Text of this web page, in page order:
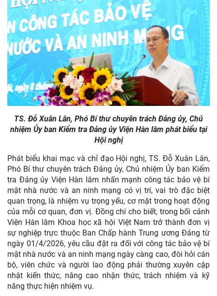
TS. Đỗ Xuân Lân, Phó Bí thư chuyên trách Đảng ủy, Chủ
nhiệm Ủy ban Kiểm tra Đảng ủy Viện Hàn lâm phát biểu tại
Hội nghị
Phát biểu khai mạc và chỉ đạo Hội nghị, TS. Đỗ Xuân Lân,
Phó Bí thư chuyên trách Đảng ủy, Chủ nhiệm Ủy ban Kiểm
tra Đảng ủy Viện Hàn lâm nhấn mạnh công tác bảo vệ bí
mật nhà nước và an ninh mạng có vị trí, vai trò đặc biệt
quan trọng, là nhiệm vụ trọng yếu, cơ mật trong hoạt động
của mỗi cơ quan, đơn vị. Đồng chí cho biết, trong bối cảnh
Viện Hàn lâm Khoa học xã hội Việt Nam trở thành đơn vị
sự nghiệp trực thuộc Ban Chấp hành Trung ương Đảng từ
ngày 01/4/2026, yêu cầu đặt ra đối với công tác bảo vệ bí
mật nhà nước và an ninh mạng ngày càng cao, đòi hỏi cán
bộ, viên chức và người lao động phải thường xuyên cập
nhật kiến thức, nâng cao nhận thức, trách nhiệm và kỹ
năng thực hiện nhiệm vụ.